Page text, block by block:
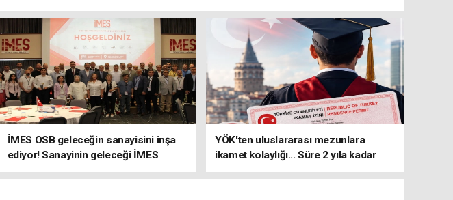
İMES OSB geleceğin sanayisini inşa
ediyor! Sanayinin geleceği İMES
OSB'de konuşuldu
YÖK'ten uluslararası mezunlara
ikamet kolaylığı... Süre 2 yıla kadar
uzatılabilecek